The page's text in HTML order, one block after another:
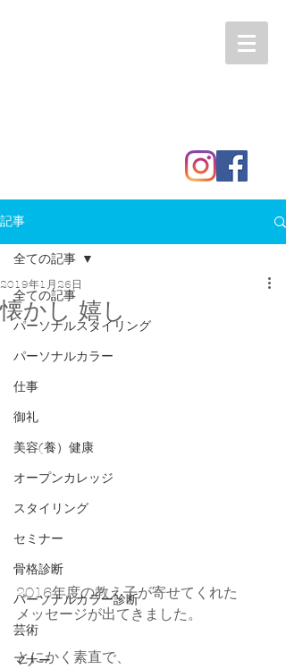
記事
全ての記事
パーソナルスタイリング
パーソナルカラー
仕事
御礼
美容(養）健康
オープンカレッジ
スタイリング
セミナー
骨格診断
パーソナルカラー診断
芸術
マナー
全ての記事
懐かし 嬉し
2019年1月26日
2016年度の教え子が寄せてくれた
メッセージが出てきました。
とにかく素直で、